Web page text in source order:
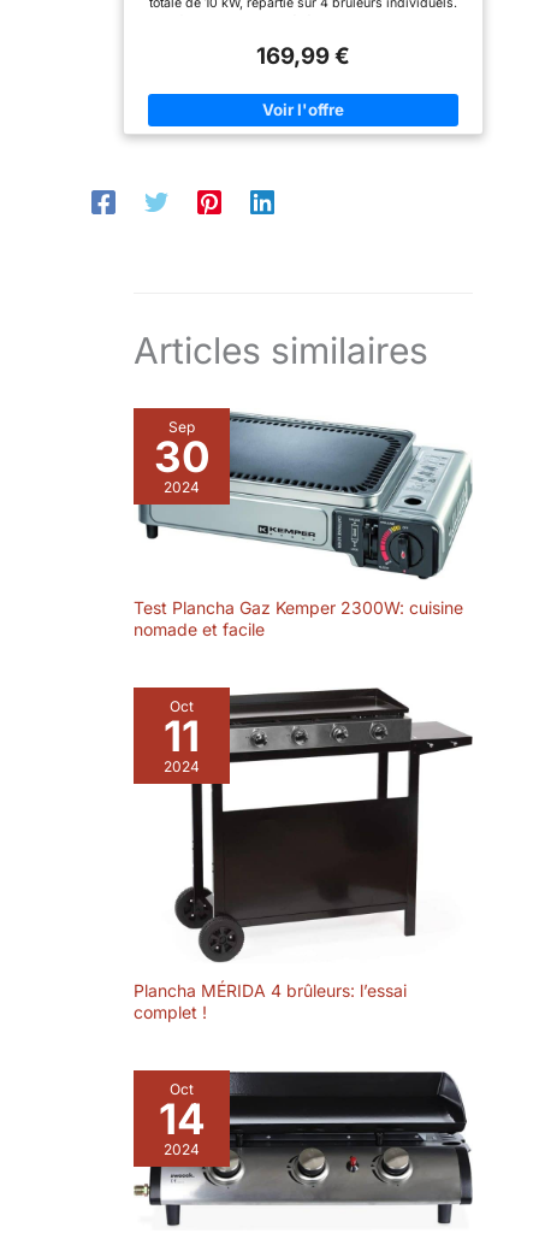
de graisse à tout moment,
bénéfique pour la santé et
grandes quantités d'aliments en une seule fois.
bouton de commande individuel pour un réglage
facile de la température selon vos besoins.
Construction Robuste : Fabriquée avec des matériaux
poissons, légumes et bien plus encore, elle s'adapte
à tous vos plats préférés.
169,99 €
Articles similaires
Sep
30
2024
Test Plancha Gaz Kemper 2300W: cuisine
nomade et facile
Oct
11
2024
Plancha MÉRIDA 4 brûleurs: l’essai
complet !
Oct
14
2024